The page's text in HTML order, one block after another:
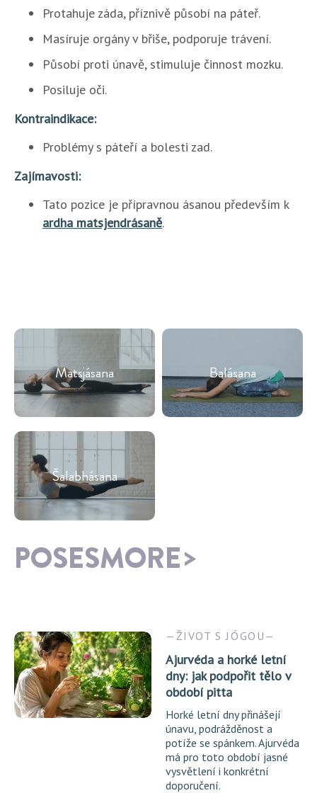
Protahuje záda, příznivě působí na páteř.
Masíruje orgány v břiše, podporuje trávení.
Působí proti únavě, stimuluje činnost mozku.
Posiluje oči.
Kontraindikace:
Problémy s páteří a bolesti zad.
Zajímavosti:
Tato pozice je přípravnou ásanou především k
ardha matsjendrásaně.
Matsjásana Balásana
Šalabhásana
POSESMORE
ŽIVOT S JÓGOU
Ajurvéda a horké letní
dny: jak podpořit tělo v
období pitta
Horké letní dny přinášejí
únavu, podrážděnost a
potíže se spánkem. Ajurvéda
má pro toto období jasné
vysvětlení i konkrétní
doporučení.